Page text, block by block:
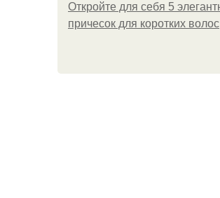
Откройте для себя 5
причесок для коротких волос